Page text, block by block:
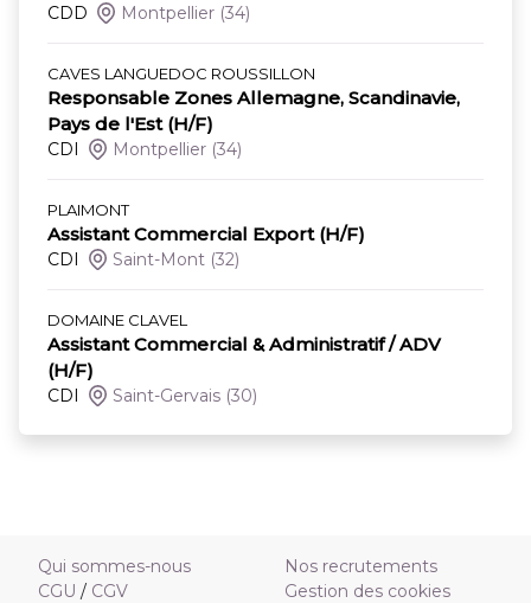
CDD Montpellier (34)
CAVES LANGUEDOC ROUSSILLON
Responsable Zones Allemagne, Scandinavie,
Pays de l'Est (H/F)
CDI Montpellier (34)
PLAIMONT
Assistant Commercial Export (H/F)
CDI Saint-Mont (32)
DOMAINE CLAVEL
Assistant Commercial & Administratif / ADV
(H/F)
CDI Saint-Gervais (30)
Qui sommes-nous
CGU / CGV
Nos recrutements
Gestion des cookies